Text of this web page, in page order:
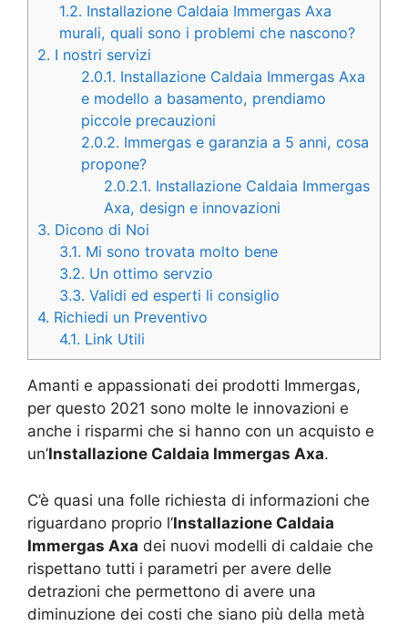
1.2. Installazione Caldaia Immergas Axa
murali, quali sono i problemi che nascono?
2. I nostri servizi
2.0.1. Installazione Caldaia Immergas Axa
e modello a basamento, prendiamo
piccole precauzioni
2.0.2. Immergas e garanzia a 5 anni, cosa
propone?
2.0.2.1. Installazione Caldaia Immergas
Axa, design e innovazioni
3. Dicono di Noi
3.1. Mi sono trovata molto bene
3.2. Un ottimo servzio
3.3. Validi ed esperti li consiglio
4. Richiedi un Preventivo
4.1. Link Utili
Amanti e appassionati dei prodotti Immergas,
per questo 2021 sono molte le innovazioni e
anche i risparmi che si hanno con un acquisto e
un’Installazione Caldaia Immergas Axa.
C’è quasi una folle richiesta di informazioni che
riguardano proprio l’Installazione Caldaia
Immergas Axa dei nuovi modelli di caldaie che
rispettano tutti i parametri per avere delle
detrazioni che permettono di avere una
diminuzione dei costi che siano più della metà